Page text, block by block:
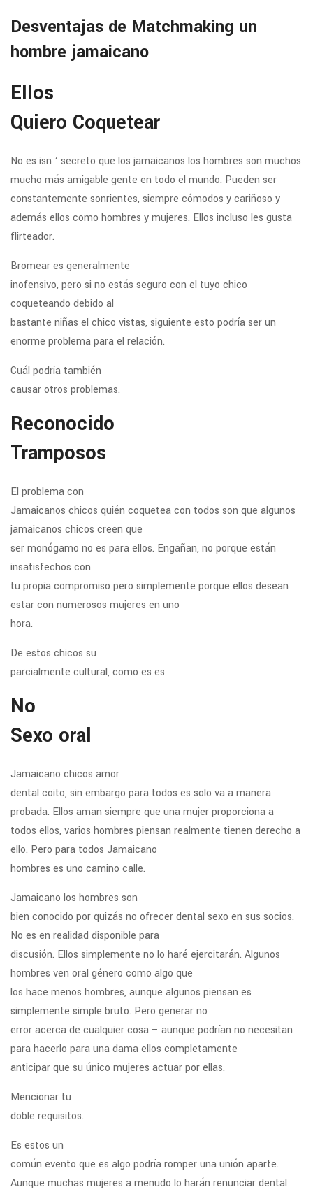
Desventajas de Matchmaking un
hombre jamaicano
Ellos
Quiero Coquetear
No es isn ‘ secreto que los jamaicanos los hombres son muchos
mucho más amigable gente en todo el mundo. Pueden ser
constantemente sonrientes, siempre cómodos y cariñoso y
además ellos como hombres y mujeres. Ellos incluso les gusta
flirteador.
Bromear es generalmente
inofensivo, pero si no estás seguro con el tuyo chico
coqueteando debido al
bastante niñas el chico vistas, siguiente esto podría ser un
enorme problema para el relación.
Cuál podría también
causar otros problemas.
Reconocido
Tramposos
El problema con
Jamaicanos chicos quién coquetea con todos son que algunos
jamaicanos chicos creen que
ser monógamo no es para ellos. Engañan, no porque están
insatisfechos con
tu propia compromiso pero simplemente porque ellos desean
estar con numerosos mujeres en uno
hora.
De estos chicos su
parcialmente cultural, como es es
No
Sexo oral
Jamaicano chicos amor
dental coito, sin embargo para todos es solo va a manera
probada. Ellos aman siempre que una mujer proporciona a
todos ellos, varios hombres piensan realmente tienen derecho a
ello. Pero para todos Jamaicano
hombres es uno camino calle.
Jamaicano los hombres son
bien conocido por quizás no ofrecer dental sexo en sus socios.
No es en realidad disponible para
discusión. Ellos simplemente no lo haré ejercitarán. Algunos
hombres ven oral género como algo que
los hace menos hombres, aunque algunos piensan es
simplemente simple bruto. Pero generar no
error acerca de cualquier cosa – aunque podrían no necesitan
para hacerlo para una dama ellos completamente
anticipar que su único mujeres actuar por ellas.
Mencionar tu
doble requisitos.
Es estos un
común evento que es algo podría romper una unión aparte.
Aunque muchas mujeres a menudo lo harán renunciar dental